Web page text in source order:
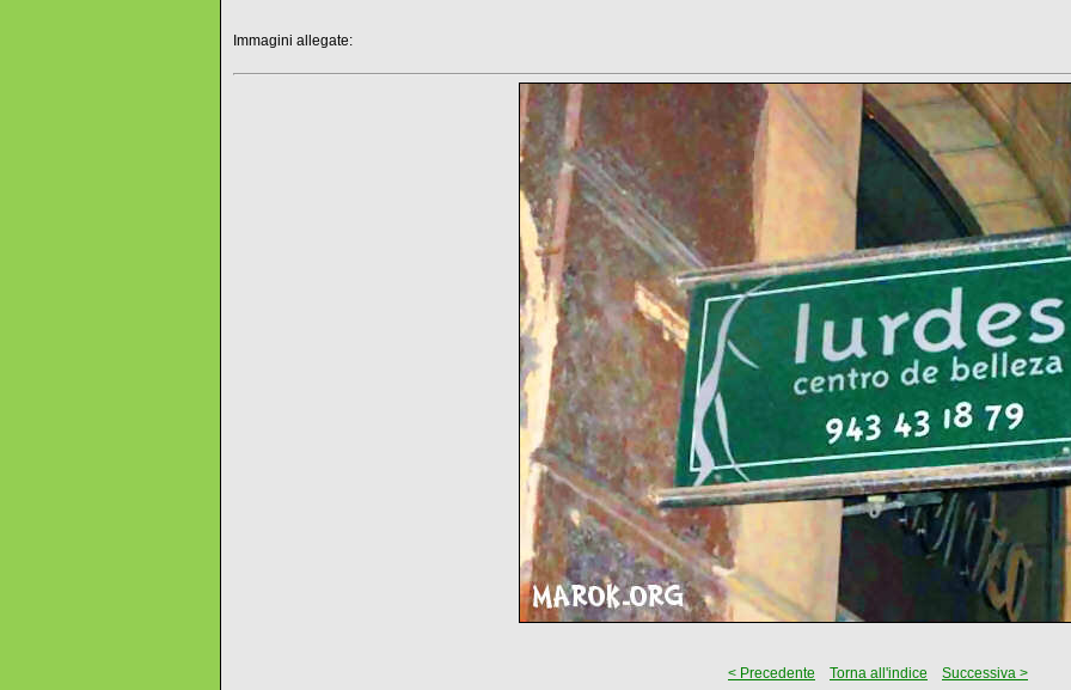
Immagini allegate:
< Precedente Torna all'indice Successiva >